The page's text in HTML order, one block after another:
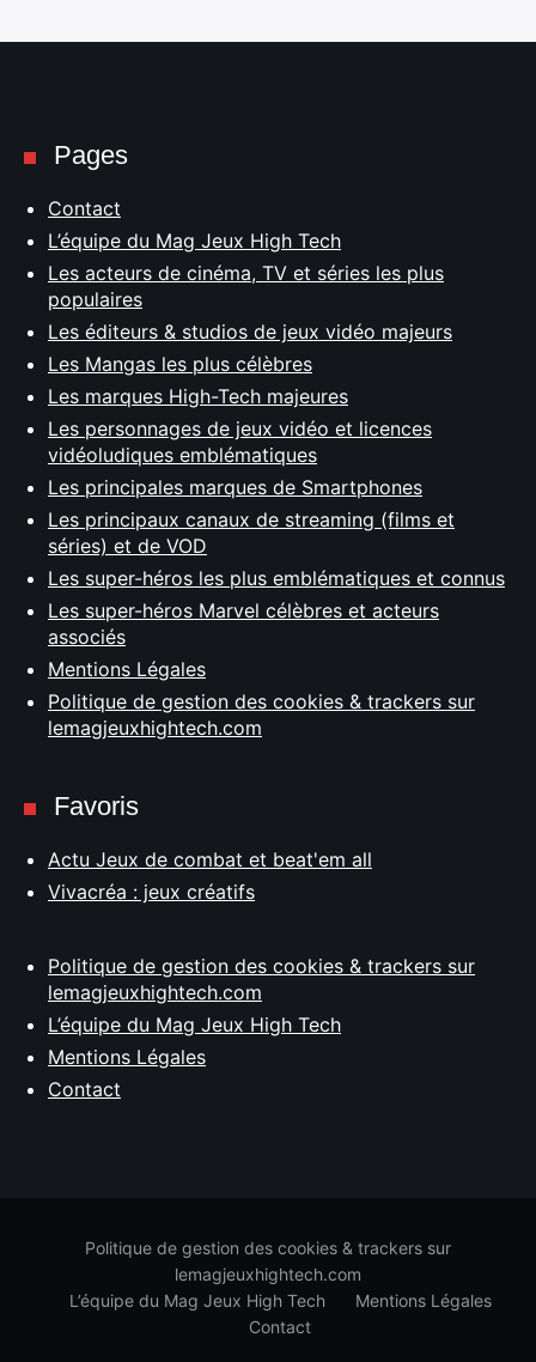
Pages
Contact
L’équipe du Mag Jeux High Tech
Les acteurs de cinéma, TV et séries les plus
populaires
Les éditeurs & studios de jeux vidéo majeurs
Les Mangas les plus célèbres
Les marques High-Tech majeures
Les personnages de jeux vidéo et licences
vidéoludiques emblématiques
Les principales marques de Smartphones
Les principaux canaux de streaming (films et
séries) et de VOD
Les super-héros les plus emblématiques et connus
Les super-héros Marvel célèbres et acteurs
associés
Mentions Légales
Politique de gestion des cookies & trackers sur
lemagjeuxhightech.com
Favoris
Actu Jeux de combat et beat'em all
Vivacréa : jeux créatifs
Politique de gestion des cookies & trackers sur
lemagjeuxhightech.com
L’équipe du Mag Jeux High Tech
Mentions Légales
Contact
Politique de gestion des cookies & trackers sur
lemagjeuxhightech.com
L’équipe du Mag Jeux High Tech
Mentions Légales
Contact